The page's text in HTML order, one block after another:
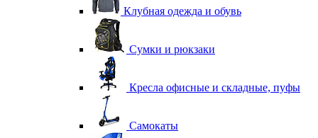
Клубная одежда и обувь
Сумки и рюкзаки
Кресла офисные и складные, пуфы
Самокаты